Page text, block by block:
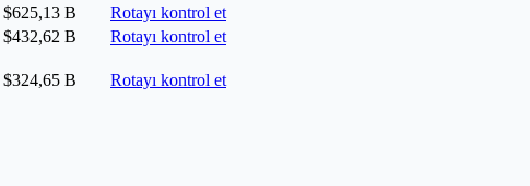
$625,13 B
Rotayı kontrol et
$432,62 B Rotayı kontrol et
$324,65 B Rotayı kontrol et